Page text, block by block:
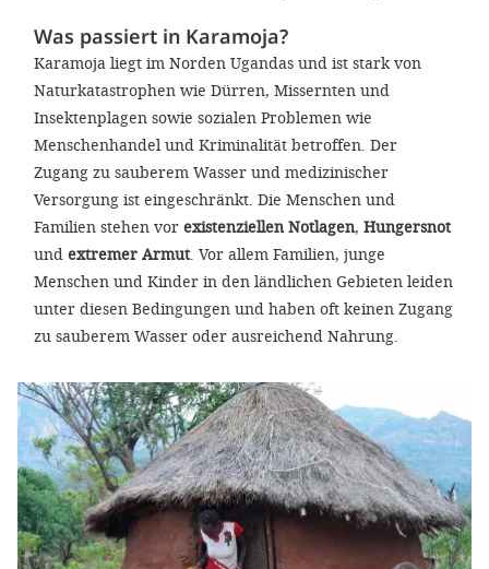
Was passiert in Karamoja?
Karamoja liegt im Norden Ugandas und ist stark von
Naturkatastrophen wie Dürren, Missernten und
Insektenplagen sowie sozialen Problemen wie
Menschenhandel und Kriminalität betroffen. Der
Zugang zu sauberem Wasser und medizinischer
Versorgung ist eingeschränkt. Die Menschen und
Familien stehen vor existenziellen Notlagen, Hungersnot
und extremer Armut. Vor allem Familien, junge
Menschen und Kinder in den ländlichen Gebieten leiden
unter diesen Bedingungen und haben oft keinen Zugang
zu sauberem Wasser oder ausreichend Nahrung.